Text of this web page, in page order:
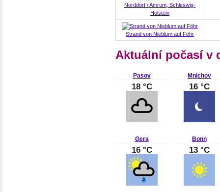
Norddorf / Amrum, Schleswig-
Holstein
Strand von Nieblum auf Föhr
Aktuální počasí v
Pasov
18 °C
Mnichov
16 °C
Gera
16 °C
Bonn
13 °C